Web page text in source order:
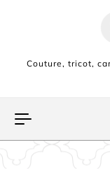
Couture, tricot,